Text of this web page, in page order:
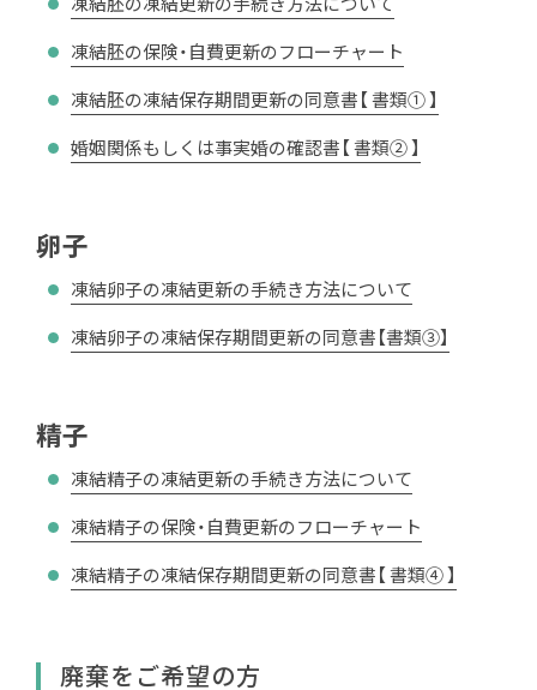
凍結胚の保険・自費更新のフローチャート
凍結胚の凍結保存期間更新の同意書【 書類① 】
婚姻関係もしくは事実婚の確認書【 書類② 】
卵子
凍結卵子の凍結更新の手続き方法について
凍結卵子の凍結保存期間更新の同意書【書類③】
精子
凍結精子の凍結更新の手続き方法について
凍結精子の保険・自費更新のフローチャート
凍結精子の凍結保存期間更新の同意書【 書類④ 】
廃棄をご希望の方